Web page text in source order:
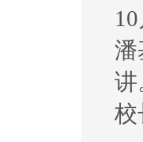
潘
讲
校